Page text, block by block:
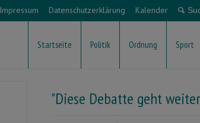
Impressum Datenschutzerklärung Kalender
Startseite Politik Ordnung Sport
"Diese Debatte geht